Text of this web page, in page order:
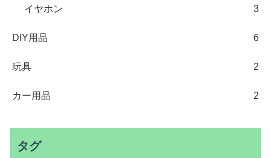
イヤホン 3
DIY用品 6
玩具 2
カー用品 2
タグ